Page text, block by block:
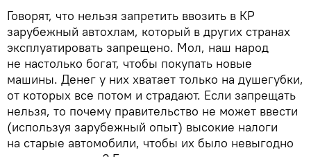
Говорят, что нельзя запретить ввозить в КР
зарубежный автохлам, который в других странах
эксплуатировать запрещено. Мол, наш народ
не настолько богат, чтобы покупать новые
машины. Денег у них хватает только на душегубки,
от которых все потом и страдают. Если запрещать
нельзя, то почему правительство не может ввести
(используя зарубежный опыт) высокие налоги
на старые автомобили, чтобы их было невыгодно